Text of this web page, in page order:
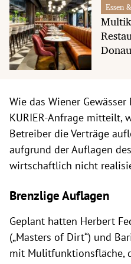
Essen
Wie das Wiener
KURIER-Anfrage mitteilt,
Betreiber die Verträge
aufgrund der Auflagen
wirtschaftlich nicht
Brenzlige Auflagen
Geplant hatten Herbert
(„Masters of Dirt“) und
mit Mulitfunktionsfläche,